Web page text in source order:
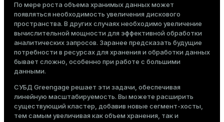
Удаление схемы расширения
Восстановление из резервной копии исходного
кластера
Тема
Темная Светлая Сепия
По мере роста объема хранимых данных может
появляться необходимость увеличения дискового
пространства. В других случаях необходимо увеличение
вычислительной мощности для эффективной обработки
аналитических запросов. Заранее предсказать будущие
потребности в ресурсах для хранения и обработки данных
бывает сложно, особенно при работе с большими
данными.
СУБД Greengage решает эти задачи, обеспечивая
линейную масштабируемость. Вы можете расширить
существующий кластер, добавив новые сегмент-хосты,
тем самым увеличивая как объем хранения, так и